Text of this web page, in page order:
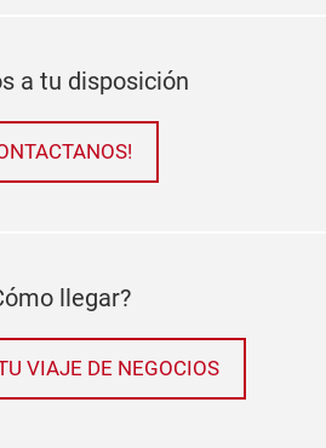
a tu disposición
llegar?
VIAJE DE NEGOCIOS